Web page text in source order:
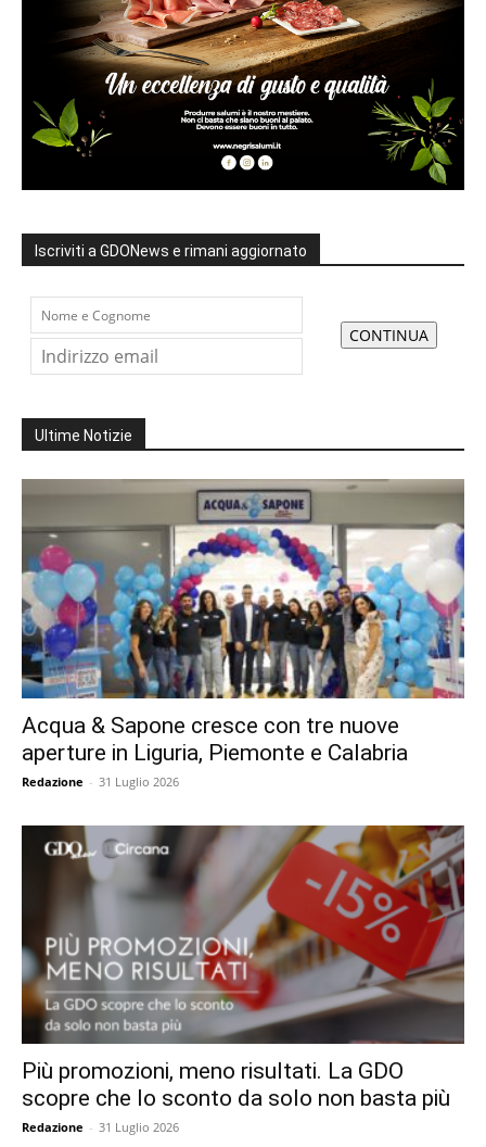
Iscriviti a GDONews e rimani aggiornato
Ultime Notizie
Acqua & Sapone cresce con tre nuove
aperture in Liguria, Piemonte e Calabria
Redazione - 31 Luglio 2026
Più promozioni, meno risultati. La GDO
scopre che lo sconto da solo non basta più
Redazione - 31 Luglio 2026